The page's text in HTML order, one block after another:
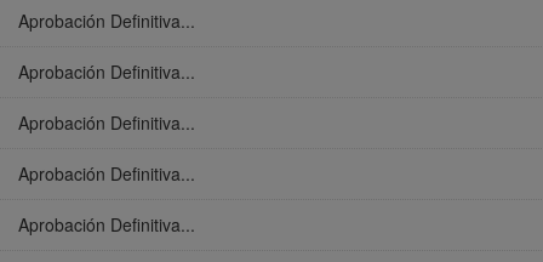
Aprobación Definitiva...
Aprobación Definitiva...
Aprobación Definitiva...
Aprobación Definitiva...
Aprobación Definitiva...